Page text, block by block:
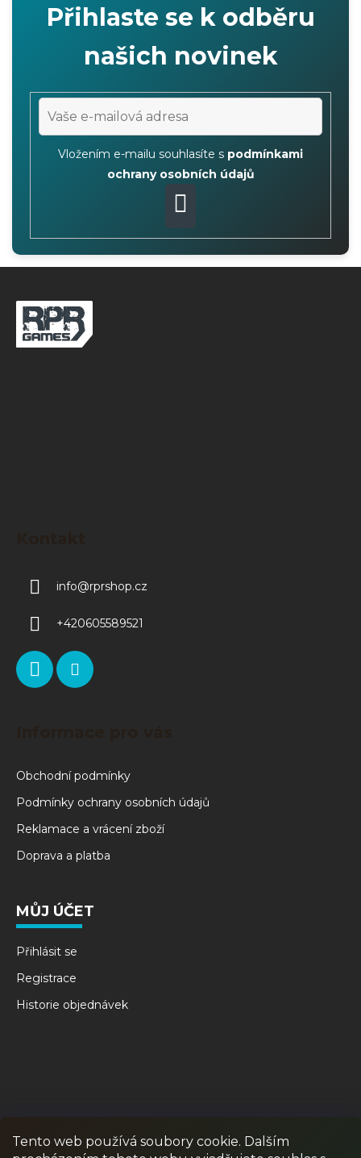
Tento web používá soubory cookie. Dalším
Přihlaste se k odběru
našich novinek
Vložením e-mailu souhlasíte s podmínkami
ochrany osobních údajů
PŘIHLÁSIT
SE
info@rprshop.cz
+420605589521
Obchodní podmínky
Podmínky ochrany osobních údajů
Reklamace a vrácení zboží
Doprava a platba
MŮJ ÚČET
Přihlásit se
Registrace
Historie objednávek